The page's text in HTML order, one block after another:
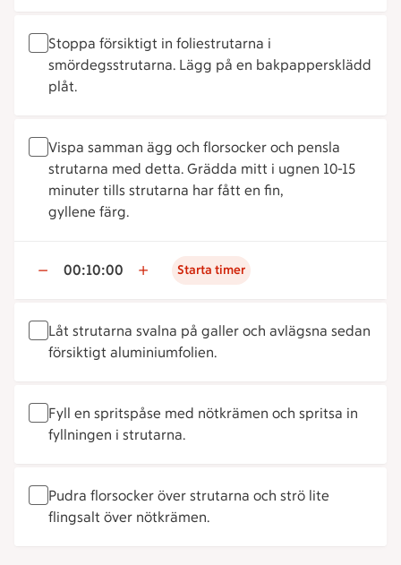
Stoppa försiktigt in foliestrutarna i
smördegsstrutarna. Lägg på en bakpappersklädd
plåt.
Vispa samman ägg och florsocker och pensla
strutarna med detta. Grädda mitt i ugnen 10-15
minuter tills strutarna har fått en fin,
gyllene färg.
00:10:00 Starta timer
Låt strutarna svalna på galler och avlägsna sedan
försiktigt aluminiumfolien.
Fyll en spritspåse med nötkrämen och spritsa in
fyllningen i strutarna.
Pudra florsocker över strutarna och strö lite
flingsalt över nötkrämen.